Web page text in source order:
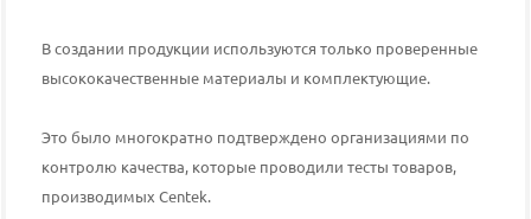
В создании продукции используются только проверенные
высококачественные материалы и комплектующие.
Это было многократно подтверждено организациями по
контролю качества, которые проводили тесты товаров,
производимых Centek.